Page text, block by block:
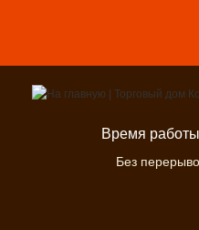
Время работы
Без